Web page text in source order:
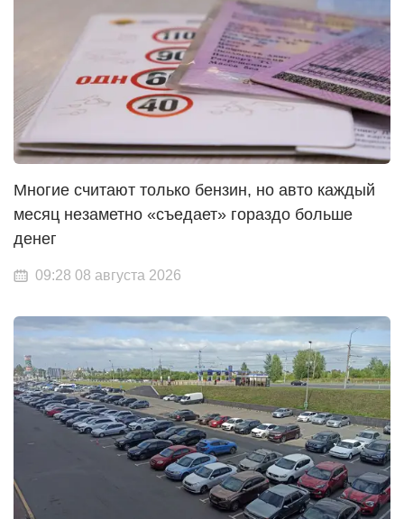
Многие считают только бензин, но авто каждый
месяц незаметно «съедает» гораздо больше
денег
09:28 08 августа 2026